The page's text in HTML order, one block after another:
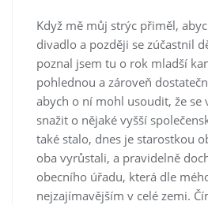
Když mě můj strýc přiměl,
divadlo a později se zúčastnil
poznal jsem tu o rok mladší
pohlednou a zároveň
abych o ní mohl usoudit, že se
snažit o nějaké vyšší
také stalo, dnes je starostkou
oba vyrůstali, a pravidelně
obecního úřadu, která dle
nejzajímavějším v celé zemi.